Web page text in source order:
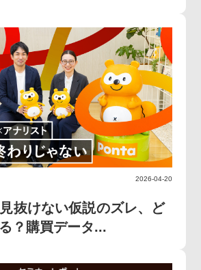
2026-04-20
抜けない仮説のズレ、ど
？購買データ...